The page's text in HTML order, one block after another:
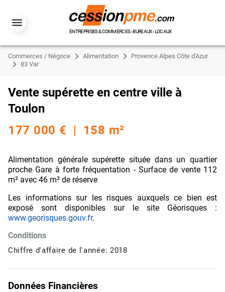
ENTREPRISES & COMMERCES - BUREAUX - LOCAUX
Commerces / Négoce Alimentation
Provence Alpes Côte d'Azur
83 Var
Vente supérette en centre ville à
Toulon
177 000 € | 158 m²
Alimentation générale supérette située dans un quartier
proche Gare à forte fréquentation - Surface de vente 112
m² avec 46 m² de réserve
Les informations sur les risques auxquels ce bien est
exposé sont disponibles sur le site Géorisques :
www.georisques.gouv.fr.
Conditions
Chiffre d'affaire de l'année: 2018
Données Financières